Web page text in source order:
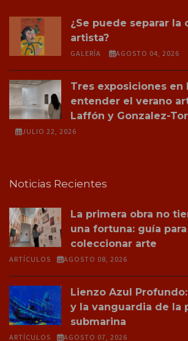
¿Se puede separar la
artista?
GALERÍA AGOSTO 04, 2026
Tres exposiciones en
entender el verano
Laffón y Gonzalez-
JULIO 22, 2026
Noticias Recientes
La primera obra no
una fortuna: guía
coleccionar arte
ARTÍCULOS AGOSTO 08, 2026
Lienzo Azul
y la vanguardia de la
submarina
ARTÍCULOS AGOSTO 07, 2026